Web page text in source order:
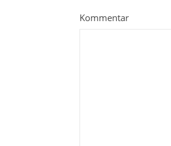
Kommentar